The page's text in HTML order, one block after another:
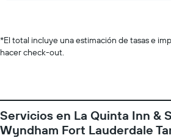
*El total incluye una estimación de tasas e
hacer check-out.
Servicios en La Quinta Inn &
Wyndham Fort Lauderdale